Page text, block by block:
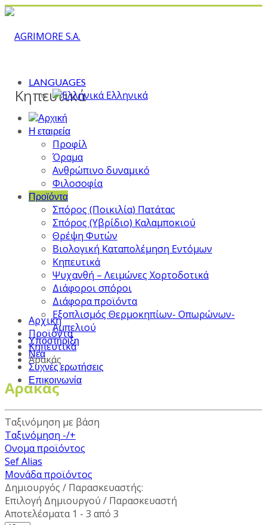
LANGUAGES
Ελληνικά
Η εταιρεία
Προφίλ
Όραμα
Ανθρώπινο δυναμικό
Φιλοσοφία
Προϊόντα
Σπόρος (Ποικιλία) Πατάτας
Σπόρος (Υβρίδιο) Καλαμποκιού
Θρέψη Φυτών
Βιολογική Καταπολέμηση Εντόμων
Κηπευτικά
Ψυχανθή – Λειμώνες Χορτοδοτικά
Διάφοροι σπόροι
Διάφορα προϊόντα
Εξοπλισμός Θερμοκηπίων- Οπωρώνων-
Αμπελιού
Υποστήριξη
Νέα
Συχνές ερωτήσεις
Επικοινωνία
Κηπευτικά
Αρχική
Προϊόντα
Κηπευτικά
Αρακάς
Αρακάς
Ταξινόμηση με βάση
Ταξινόμηση -/+
Ονομα προϊόντος
Sef Alias
Μονάδα προϊόντος
Δημιουργός / Παρασκευαστής:
Επιλογή Δημιουργού / Παρασκευαστή
Αποτελέσματα 1 - 3 από 3